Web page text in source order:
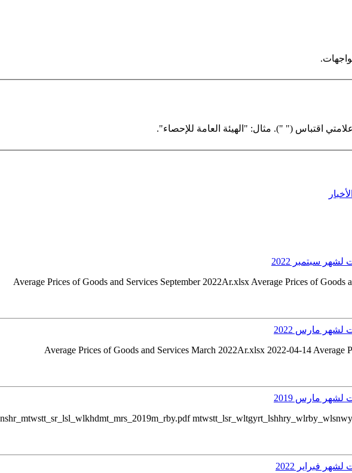
اقتباس (" "). مثال: "الهيئة العامة للإحصاء".
الأخبار
سبتمبر 2022
Average Prices of Goods and Services September 2022Ar.xlsx Average Prices of
مارس 2022
Average Prices of Goods and Services March 2022Ar.xlsx 2022-04-14 Average
مارس 2019
فبراير 2022